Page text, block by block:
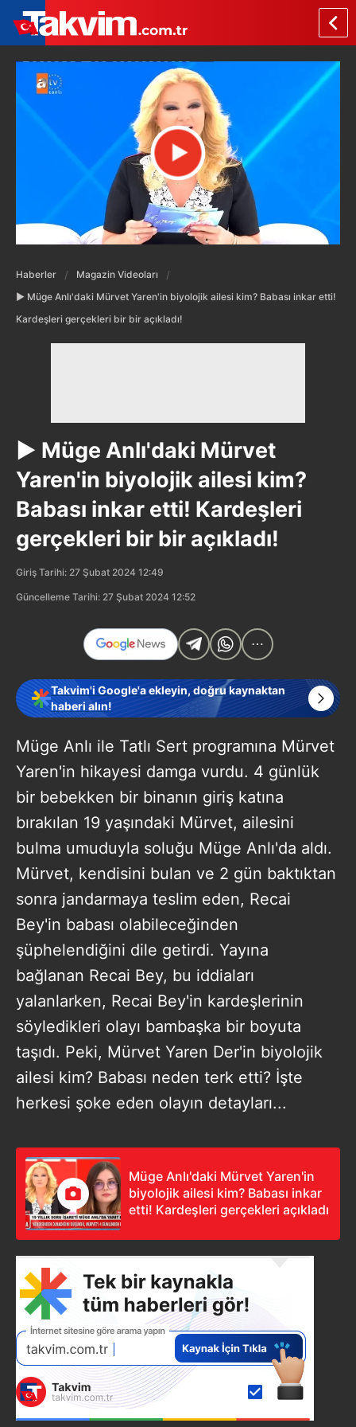
Haberler
Magazin Videoları
▶️ Müge Anlı'daki Mürvet Yaren'in biyolojik ailesi kim? Babası inkar etti!
Kardeşleri gerçekleri bir bir açıkladı!
▶️ Müge Anlı'daki Mürvet
Yaren'in biyolojik ailesi kim?
Babası inkar etti! Kardeşleri
gerçekleri bir bir açıkladı!
Giriş Tarihi: 27 Şubat 2024 12:49
Güncelleme Tarihi: 27 Şubat 2024 12:52
Takvim'i Google'a ekleyin, doğru kaynaktan
haberi alın!
Müge Anlı ile Tatlı Sert programına Mürvet
Yaren'in hikayesi damga vurdu. 4 günlük
bir bebekken bir binanın giriş katına
bırakılan 19 yaşındaki Mürvet, ailesini
bulma umuduyla soluğu Müge Anlı'da aldı.
Mürvet, kendisini bulan ve 2 gün baktıktan
sonra jandarmaya teslim eden, Recai
Bey'in babası olabileceğinden
şüphelendiğini dile getirdi. Yayına
bağlanan Recai Bey, bu iddiaları
yalanlarken, Recai Bey'in kardeşlerinin
söyledikleri olayı bambaşka bir boyuta
taşıdı. Peki, Mürvet Yaren Der'in biyolojik
ailesi kim? Babası neden terk etti? İşte
herkesi şoke eden olayın detayları...
Müge Anlı'daki Mürvet Yaren'in
biyolojik ailesi kim? Babası inkar
etti! Kardeşleri gerçekleri açıkladı